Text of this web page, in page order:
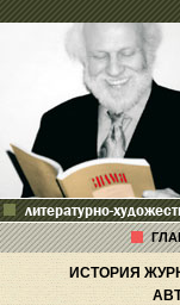
литературно-
ИСТОРИЯ